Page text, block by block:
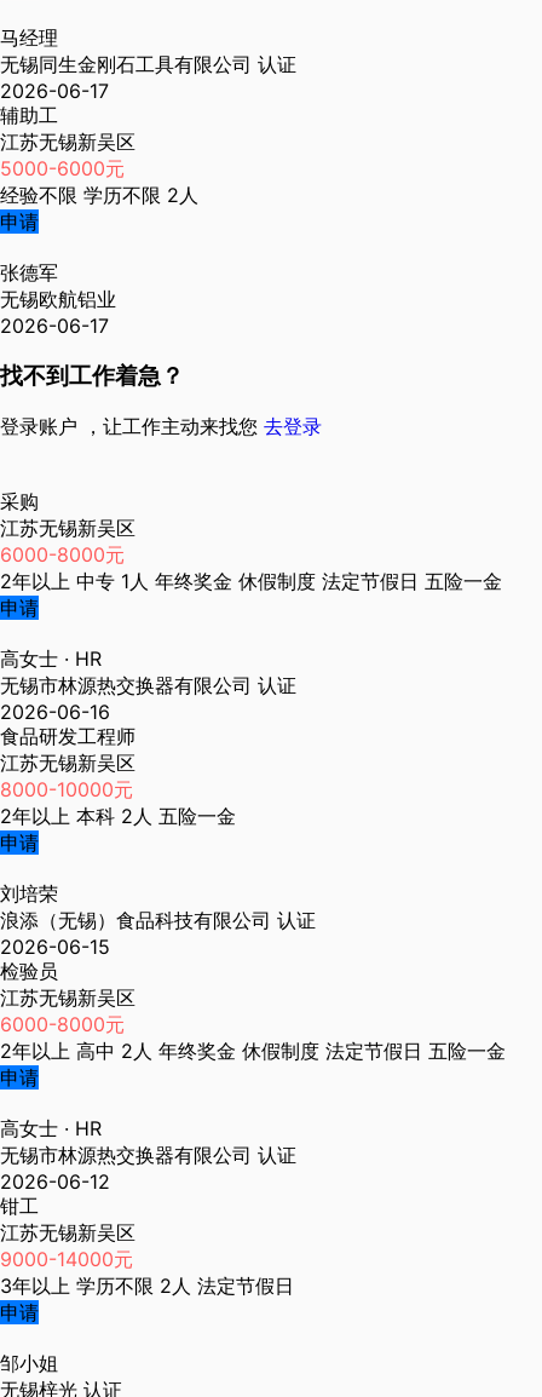
马经理
无锡同生金刚石工具有限公司 认证
2026-06-17
辅助工
江苏无锡新吴区
5000-6000元
经验不限 学历不限 2人
申请
张德军
无锡欧航铝业
2026-06-17
找不到工作着急？
登录账户 ，让工作主动来找您 去登录
采购
江苏无锡新吴区
6000-8000元
2年以上 中专 1人 年终奖金 休假制度 法定节假日 五险一金
申请
高女士 · HR
无锡市林源热交换器有限公司 认证
2026-06-16
食品研发工程师
江苏无锡新吴区
8000-10000元
2年以上 本科 2人 五险一金
申请
刘培荣
浪添（无锡）食品科技有限公司 认证
2026-06-15
检验员
江苏无锡新吴区
6000-8000元
2年以上 高中 2人 年终奖金 休假制度 法定节假日 五险一金
申请
高女士 · HR
无锡市林源热交换器有限公司 认证
2026-06-12
钳工
江苏无锡新吴区
9000-14000元
3年以上 学历不限 2人 法定节假日
申请
邹小姐
无锡梓光 认证